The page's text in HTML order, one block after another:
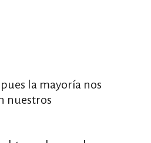
la mayoría nos
nuestros